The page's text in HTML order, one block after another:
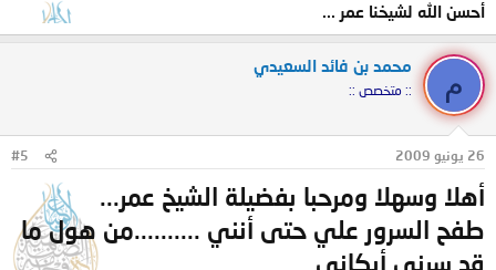
أحسن الله لشيخنا عمر ...
م
محمد بن فائد السعيدي
:: متخصص ::
26 يونيو 2009 #5
أهلا وسهلا ومرحبا بفضيلة الشيخ عمر...
طفح السرور علي حتى أنني ..........من هول ما
قد سرني أبكاني